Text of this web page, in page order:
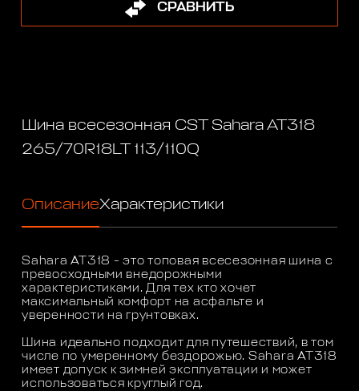
СРАВНИТЬ
Шина всесезонная CST Sahara AT318
265/70R18LT 113/110Q
ОписаниеХарактеристики
Sahara AT318 - это топовая всесезонная шина с
превосходными внедорожными
характеристиками. Для тех кто хочет
максимальный комфорт на асфальте и
уверенности на грунтовках.
Шина идеально подходит для путешествий, в том
числе по умеренному бездорожью. Sahara AT318
имеет допуск к зимней эксплуатации и может
использоваться круглый год.